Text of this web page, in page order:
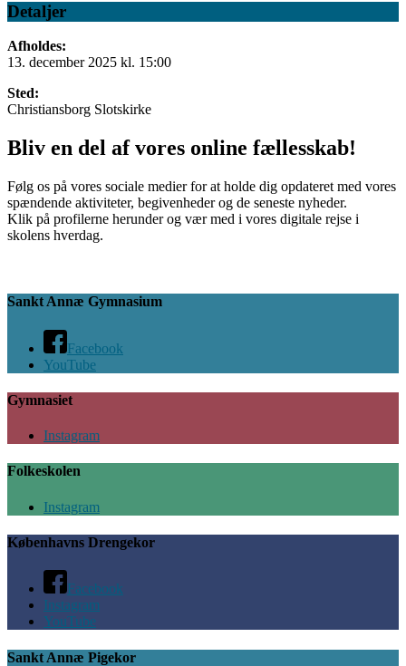
Detaljer
Afholdes:
13. december 2025 kl. 15:00
Sted:
Christiansborg Slotskirke
Bliv en del af vores online fællesskab!
Følg os på vores sociale medier for at holde dig opdateret med vores
spændende aktiviteter, begivenheder og de seneste nyheder.
Klik på profilerne herunder og vær med i vores digitale rejse i
skolens hverdag.
Sankt Annæ Gymnasium
Facebook
YouTube
Gymnasiet
Instagram
Folkeskolen
Instagram
Københavns Drengekor
Facebook
Instagram
YouTube
Sankt Annæ Pigekor